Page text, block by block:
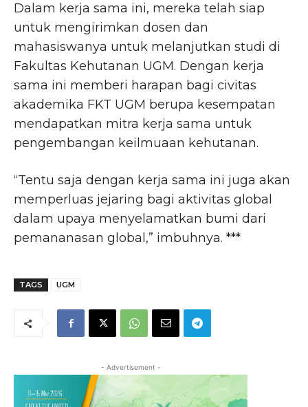
Dalam kerja sama ini, mereka telah siap
untuk mengirimkan dosen dan
mahasiswanya untuk melanjutkan studi di
Fakultas Kehutanan UGM. Dengan kerja
sama ini memberi harapan bagi civitas
akademika FKT UGM berupa kesempatan
mendapatkan mitra kerja sama untuk
pengembangan keilmuaan kehutanan.
“Tentu saja dengan kerja sama ini juga akan
memperluas jejaring bagi aktivitas global
dalam upaya menyelamatkan bumi dari
pemananasan global,” imbuhnya. ***
TAGS UGM
- Advertisement -